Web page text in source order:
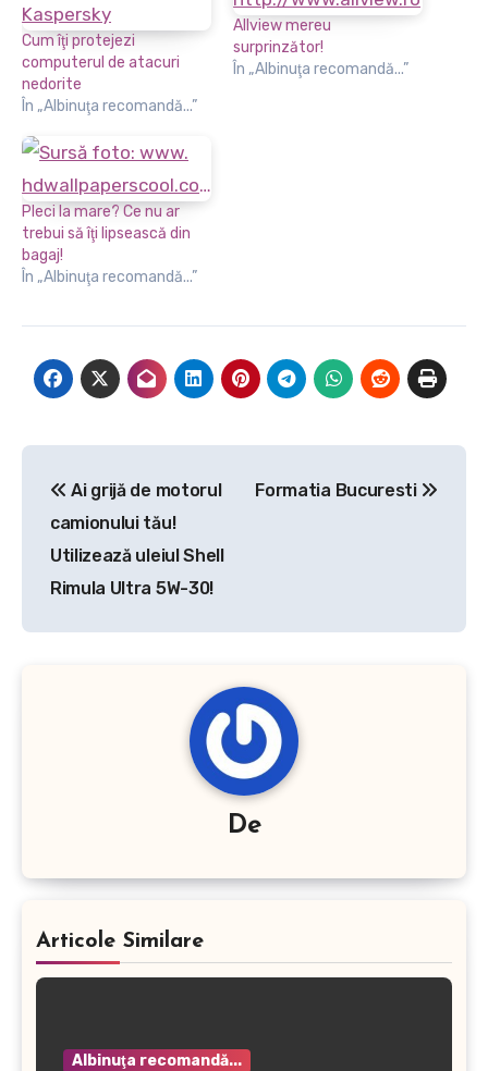
Cum îţi protejezi
computerul de atacuri
nedorite
În „Albinuţa recomandă...”
Allview mereu
surprinzător!
În „Albinuţa recomandă...”
Pleci la mare? Ce nu ar
trebui să îţi lipsească din
bagaj!
În „Albinuţa recomandă...”
articole
Ai grijă de motorul
camionului tău!
Utilizează uleiul Shell
Rimula Ultra 5W-30!
Formatia Bucuresti
De
Articole Similare
Albinuţa recomandă...